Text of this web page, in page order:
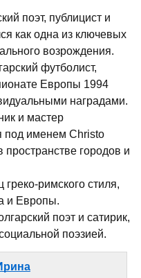
поэт, публицист и
как одна из ключевых
возрождения.
футболист,
Европы 1994
наградами.
и мастер
под именем Christo
городов и
греко-римского стиля,
и Европы.
поэт и сатирик,
поэзией.